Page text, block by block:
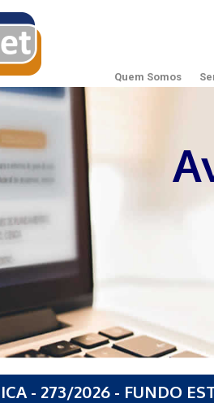
Quem Somos
- 273/2026 - FUNDO